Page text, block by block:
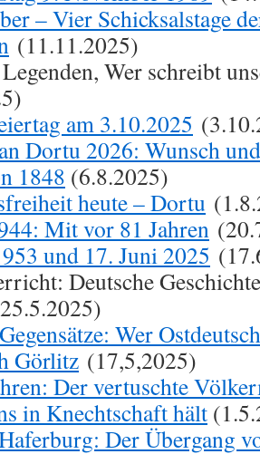
– Vier Schicksalstage
(11.11.2025)
Wer schreibt
am 3.10.2025
Dortu 2026: Wunsch
1848 (6.8.2025)
heute – Dortu
Mit vor 81 Jahren
und 17. Juni 2025
Deutsche
Wer
Görlitz (17,5,2025)
Der vertuschte
in Knechtschaft hält
Der Übergang